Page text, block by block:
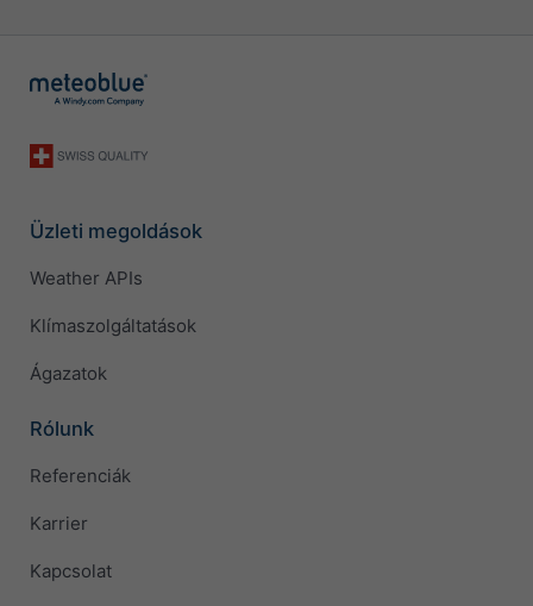
Üzleti megoldások
Weather APIs
Klímaszolgáltatások
Ágazatok
Rólunk
Referenciák
Karrier
Kapcsolat